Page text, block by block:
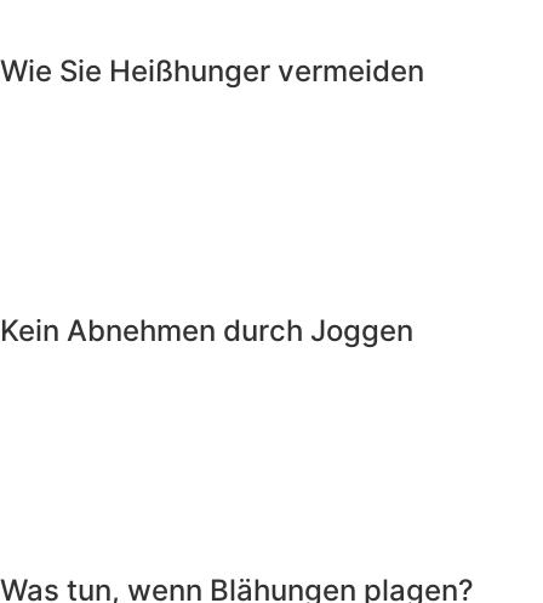
Wie Sie Heißhunger vermeiden
Kein Abnehmen durch Joggen
Was tun, wenn Blähungen plagen?